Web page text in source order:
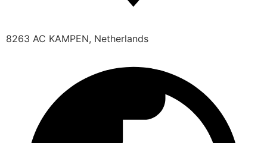
8263 AC KAMPEN, Netherlands